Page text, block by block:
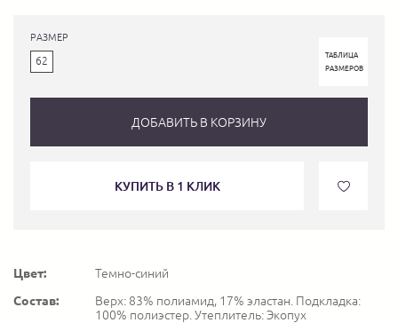
РАЗМЕР
62
ТАБЛИЦА
РАЗМЕРОВ
ДОБАВИТЬ В КОРЗИНУ
КУПИТЬ В 1 КЛИК
Цвет:
Темно-синий
Состав:
Верх: 83% полиамид, 17% эластан. Подкладка:
100% полиэстер. Утеплитель: Экопух